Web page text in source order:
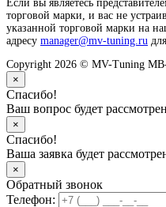
Если вы являетесь
торговой марки, и вас не
указанной торговой марки на
адресу manager@mv-tuning.ru
Copyright 2026 © MV-Tuning
×
Спасибо!
Ваш вопрос будет
×
Спасибо!
Ваша заявка будет
×
Обратный звонок
Телефон: